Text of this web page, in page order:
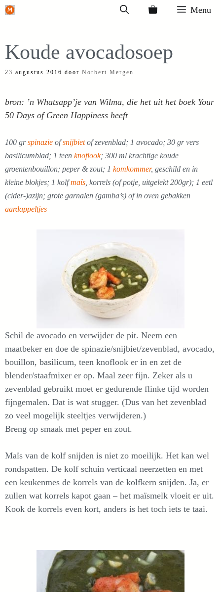
Ga
inhoud
Menu
Koude avocadosoep
23 augustus 2016 door Norbert Mergen
bron: ’n Whatsapp’je van Wilma, die het uit het boek Your
50 Days of Green Happiness heeft
100 grspinazie ofsnijbietof zevenblad; 1 avocado; 30 gr vers
basilicumblad; 1 teen knoflook; 300 ml krachtige koude
groentenbouillon; peper & zout; 1 komkommer, geschild en in
kleine blokjes; 1 kolfmaïs, korrels (of potje, uitgelekt 200gr); 1 eetl
(cider-)azijn; grote garnalen (gamba’s) of in oven gebakken
aardappeltjes
Schil de avocado en verwijder de pit. Neem een
maatbeker en doe de spinazie/snijbiet/zevenblad, avocado,
bouillon, basilicum, teen knoflook er in en zet de
blender/staafmixer er op. Maal zeer fijn. Zeker als u
zevenblad gebruikt moet er gedurende flinke tijd worden
fijngemalen. Dat is wat stugger. (Dus van het zevenblad
zo veel mogelijk steeltjes verwijderen.)
Breng op smaak met peper en zout.
Maïs van de kolf snijden is niet zo moeilijk. Het kan wel
rondspatten. De kolf schuin verticaal neerzetten en met
een keukenmes de korrels van de kolfkern snijden. Ja, er
zullen wat korrels kapot gaan – het maïsmelk vloeit er uit.
Kook de korrels even kort, anders is het toch iets te taai.